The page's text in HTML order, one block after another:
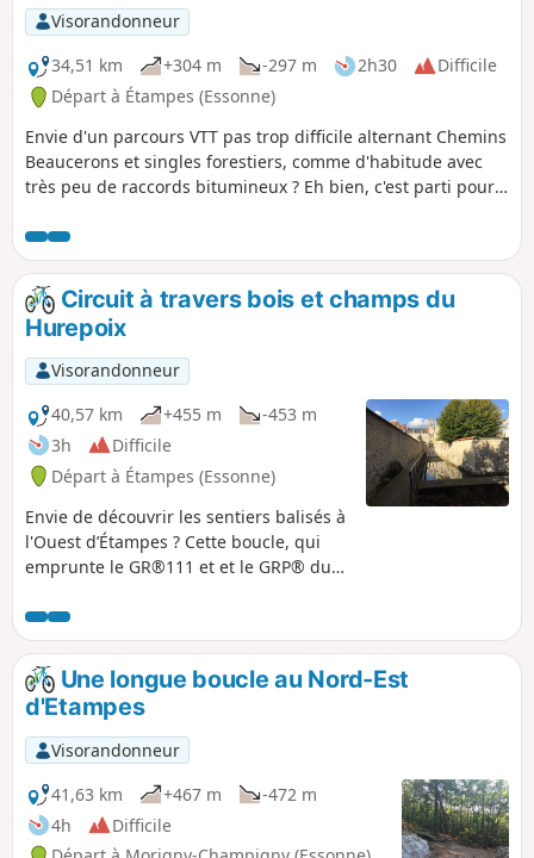
Visorandonneur
34,51 km
+304 m -297 m 2h30
Difficile
Départ à Étampes (Essonne)
Envie d'un parcours VTT pas trop difficile alternant Chemins
Beaucerons et singles forestiers, comme d'habitude avec
très peu de raccords bitumineux ? Eh bien, c'est parti pour
Circuit à travers bois et champs du
Hurepoix
Visorandonneur
40,57 km
+455 m
-453 m
3h
Difficile
Départ à Étampes (Essonne)
Envie de découvrir les sentiers balisés à
l'Ouest d’Étampes ? Cette boucle, qui
emprunte le GR®111 et et le GRP® du
Découverte des coteaux de la Louette et
Chalouette, ensuite direction le plateau
de La-Forêt-le-Roi où l'on embraye sur la
vallée de la Renarde, puis retour par le
plateau d'Etréchy. Un parcours agréable
avec de superbes côtes et de non moins
superbes descentes, comme d'habitude
dans la région.
Une longue boucle au Nord-Est
d'Etampes
Visorandonneur
41,63 km
+467 m
-472 m
4h
Difficile